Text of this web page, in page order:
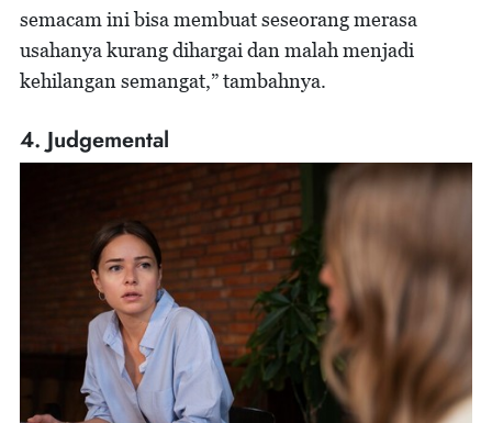
semacam ini bisa membuat seseorang merasa
usahanya kurang dihargai dan malah menjadi
kehilangan semangat,” tambahnya.
4. Judgemental